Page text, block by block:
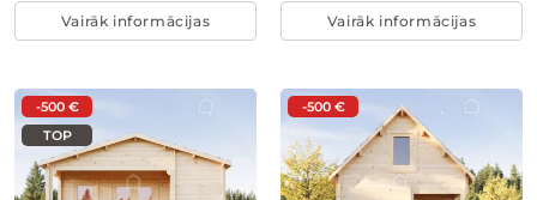
Vairāk informācijas Vairāk informācijas
-500 €
TOP
-500 €